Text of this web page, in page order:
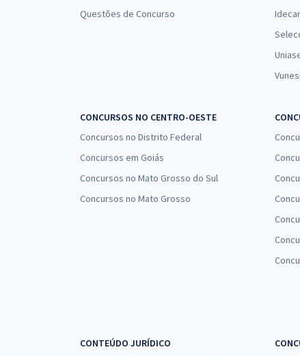
Questões de Concurso
CONCURSOS NO CENTRO-OESTE
Concursos no Distrito Federal
Concursos em Goiás
Concursos no Mato Grosso do Sul
Concursos no Mato Grosso
CONTEÚDO JURÍDICO